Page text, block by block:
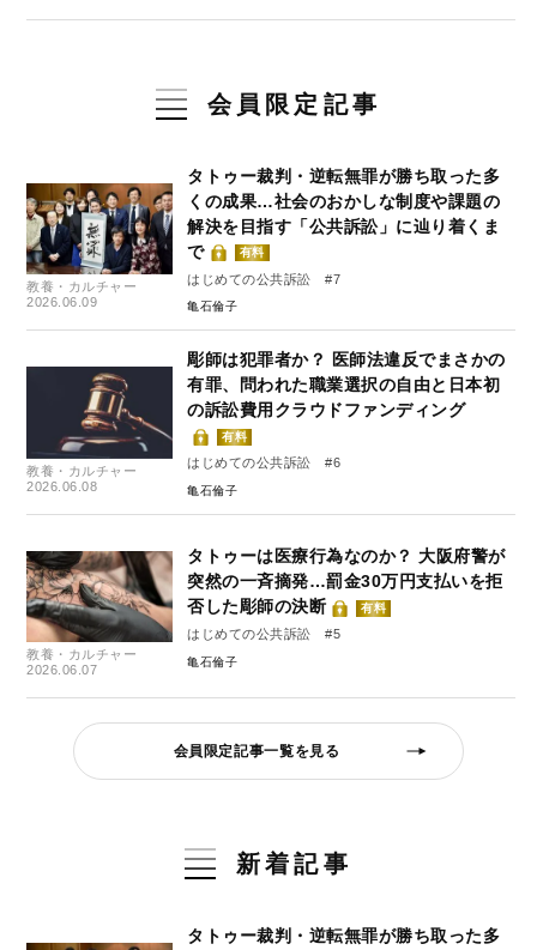
会員限定記事
教養・カルチャー
2026.06.09
タトゥー裁判・逆転無罪が勝ち取った多
くの成果…社会のおかしな制度や課題の
解決を目指す「公共訴訟」に辿り着くま
で
有料
はじめての公共訴訟 #7
亀石倫子
教養・カルチャー
2026.06.08
彫師は犯罪者か？ 医師法違反でまさかの
有罪、問われた職業選択の自由と日本初
の訴訟費用クラウドファンディング
有料
はじめての公共訴訟 #6
亀石倫子
教養・カルチャー
2026.06.07
タトゥーは医療行為なのか？ 大阪府警が
突然の一斉摘発…罰金30万円支払いを拒
否した彫師の決断
有料
はじめての公共訴訟 #5
亀石倫子
会員限定記事一覧を見る
新着記事
タトゥー裁判・逆転無罪が勝ち取った多